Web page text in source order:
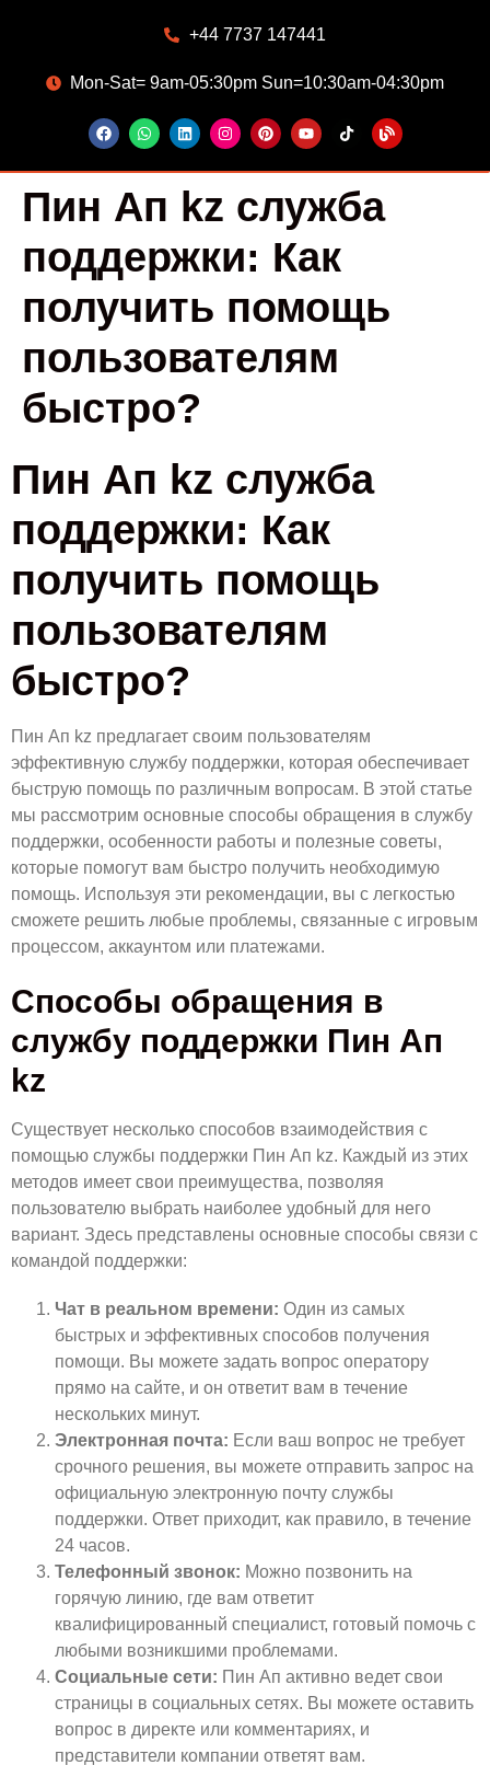
+44 7737 147441
Mon-Sat= 9am-05:30pm Sun=10:30am-04:30pm
Пин Ап kz служба
поддержки: Как
получить помощь
пользователям
быстро?
Пин Ап kz служба
поддержки: Как
получить помощь
пользователям
быстро?
Пин Ап kz предлагает своим пользователям
эффективную службу поддержки, которая обеспечивает
быструю помощь по различным вопросам. В этой статье
мы рассмотрим основные способы обращения в службу
поддержки, особенности работы и полезные советы,
которые помогут вам быстро получить необходимую
помощь. Используя эти рекомендации, вы с легкостью
сможете решить любые проблемы, связанные с игровым
процессом, аккаунтом или платежами.
Способы обращения в
службу поддержки Пин Ап
kz
Существует несколько способов взаимодействия с
помощью службы поддержки Пин Ап kz. Каждый из этих
методов имеет свои преимущества, позволяя
пользователю выбрать наиболее удобный для него
вариант. Здесь представлены основные способы связи с
командой поддержки:
Чат в реальном времени: Один из самых
быстрых и эффективных способов получения
помощи. Вы можете задать вопрос оператору
прямо на сайте, и он ответит вам в течение
нескольких минут.
Электронная почта: Если ваш вопрос не требует
срочного решения, вы можете отправить запрос на
официальную электронную почту службы
поддержки. Ответ приходит, как правило, в течение
24 часов.
Телефонный звонок: Можно позвонить на
горячую линию, где вам ответит
квалифицированный специалист, готовый помочь с
любыми возникшими проблемами.
Социальные сети: Пин Ап активно ведет свои
страницы в социальных сетях. Вы можете оставить
вопрос в директе или комментариях, и
представители компании ответят вам.